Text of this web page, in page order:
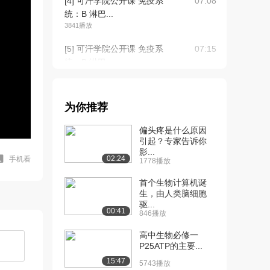
手机看
统：B 淋巴...
3841播放
[5] 可汗学院公开课 免疫系
07:15
统：专职抗原...
[7] 可汗学院公开课 免疫系
统：专职抗原...
05:52
[8] 可汗学院公开课 免疫系
统：辅助性 ...
10:18
[9] 可汗学院公开课 免疫系
统：辅助性 ...
3047播放
为你推荐
02:24
偏头疼是什么原因
引起？专家告诉你
影...
1778播放
00:41
首个生物计算机诞
生，由人类脑细胞
驱...
846播放
15:47
高中生物必修一
P25ATP的主要...
5743播放